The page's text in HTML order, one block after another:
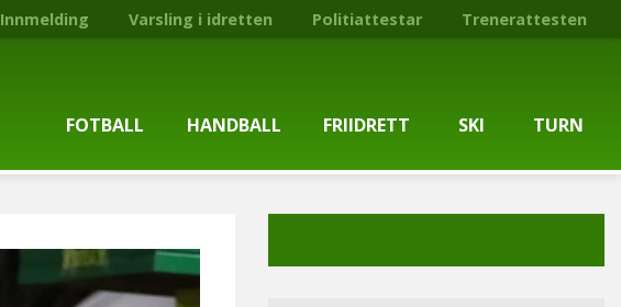
Innmelding Varsling i idretten Politiattestar Trenerattesten
FOTBALL
Treningstider
HANDBALL
Kontaktpersonar
FRIIDRETT SKI TURN